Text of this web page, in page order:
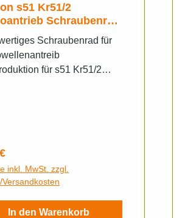
s51 Kr51/2
Schraubenrad
Schraubenrad für
für s51 Kr51/2
Preis:
inkl. MwSt. zzgl.
Versandkosten
In den Warenkorb